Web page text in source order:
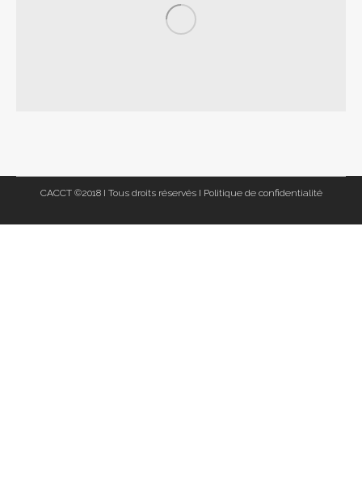
CACCT ©2018 I Tous droits réservés I Politique de confidentialité